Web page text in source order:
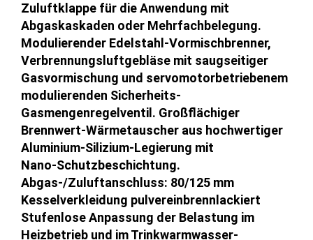
Zuluftklappe für die Anwendung mit
Abgaskaskaden oder Mehrfachbelegung.
Modulierender Edelstahl-Vormischbrenner,
Verbrennungsluftgebläse mit saugseitiger
Gasvormischung und servomotorbetriebenem
modulierenden Sicherheits-
Gasmengenregelventil. Großflächiger
Brennwert-Wärmetauscher aus hochwertiger
Aluminium-Silizium-Legierung mit
Nano-Schutzbeschichtung.
Abgas-/Zuluftanschluss: 80/125 mm
Kesselverkleidung pulvereinbrennlackiert
Stufenlose Anpassung der Belastung im
Heizbetrieb und im Trinkwarmwasser-